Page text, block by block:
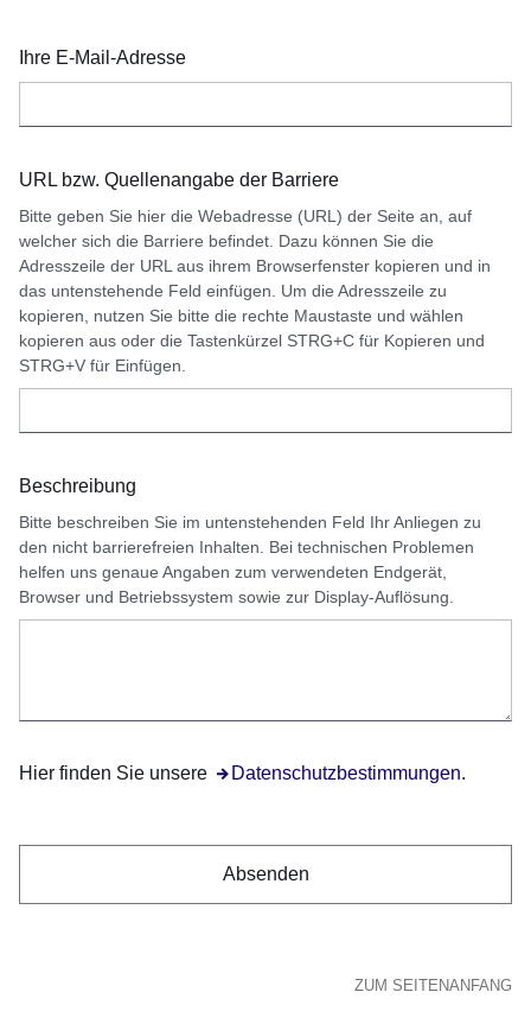
Ihre E-Mail-Adresse
URL bzw. Quellenangabe der Barriere
Bitte geben Sie hier die Webadresse (URL) der Seite an, auf
welcher sich die Barriere befindet. Dazu können Sie die
Adresszeile der URL aus ihrem Browserfenster kopieren und in
das untenstehende Feld einfügen. Um die Adresszeile zu
kopieren, nutzen Sie bitte die rechte Maustaste und wählen
kopieren aus oder die Tastenkürzel STRG+C für Kopieren und
STRG+V für Einfügen.
Beschreibung
Bitte beschreiben Sie im untenstehenden Feld Ihr Anliegen zu
den nicht barrierefreien Inhalten. Bei technischen Problemen
helfen uns genaue Angaben zum verwendeten Endgerät,
Browser und Betriebssystem sowie zur Display-Auflösung.
Hier finden Sie unsere Datenschutzbestimmungen
Öffnet sich in einem neuen Fenster
.
ZUM SEITENANFANG